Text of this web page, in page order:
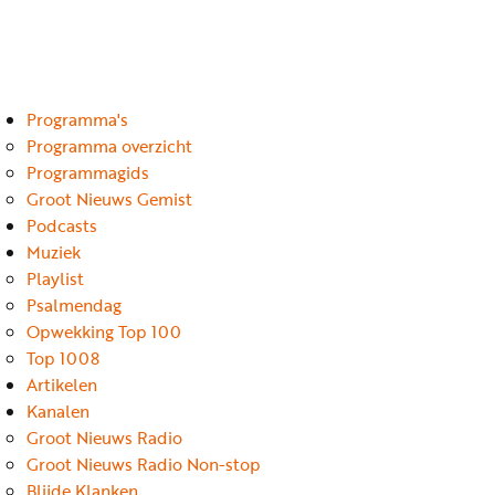
Programma's
Programma overzicht
Programmagids
Groot Nieuws Gemist
Podcasts
Muziek
Playlist
Psalmendag
Opwekking Top 100
Top 1008
Artikelen
Kanalen
Groot Nieuws Radio
Groot Nieuws Radio Non-stop
Podcasts
Muziek
Artikelen
Kanalen
Steun
onze
missie
Info